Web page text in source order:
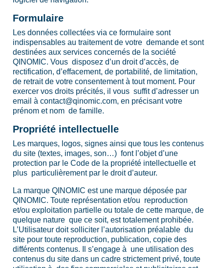
Formulaire
Les données collectées via ce formulaire sont
indispensables au traitement de votre demande et sont
destinées aux services concernés de la société
QINOMIC. Vous disposez d’un droit d’accès, de
rectification, d’effacement, de portabilité, de limitation,
de retrait de votre consentement à tout moment. Pour
exercer vos droits précités, il vous suffit d’adresser un
email à contact@qinomic.com, en précisant votre
prénom et nom de famille.
Propriété intellectuelle
Les marques, logos, signes ainsi que tous les contenus
du site (textes, images, son…) font l’objet d’une
protection par le Code de la propriété intellectuelle et
plus particulièrement par le droit d’auteur.
La marque QINOMIC est une marque déposée par
QINOMIC. Toute représentation et/ou reproduction
et/ou exploitation partielle ou totale de cette marque, de
quelque nature que ce soit, est totalement prohibée.
L’Utilisateur doit solliciter l’autorisation préalable du
site pour toute reproduction, publication, copie des
différents contenus. Il s’engage à une utilisation des
contenus du site dans un cadre strictement privé, toute